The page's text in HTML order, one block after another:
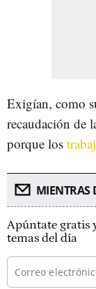
Exigían, como
recaudación de
porque los
MIENTRAS
Apúntate gratis
temas del día